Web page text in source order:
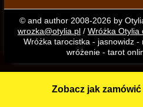
© and author 2008-2026 by
wrozka@otylia.pl/ Wróżka Otylia
Wróżka tarocistka - jasnowidz
wróżenie - tarot
Zobacz jak